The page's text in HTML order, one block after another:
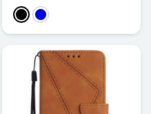
MustaSininen